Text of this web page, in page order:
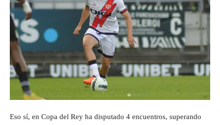
Eso sí, en Copa del Rey ha disputado 4 encuentros, superando